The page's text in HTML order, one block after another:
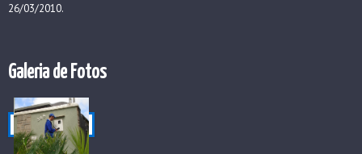
26/03/2010.
Galeria de Fotos